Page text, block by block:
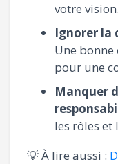
votre vision.
Ignorer la
Une
pour une
Manquer
les rôles et
💡 À lire aussi :